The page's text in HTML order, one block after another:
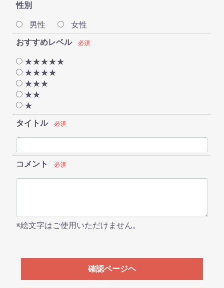
性別
男性
女性
おすすめレベル
必須
★★★★★
★★★★
★★★
★★
★
タイトル
必須
コメント 必須
※絵文字はご使用いただけません。
確認ページヘ